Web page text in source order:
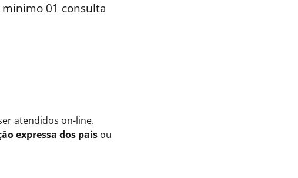
01 consulta
atendidos on-line.
expressa dos paisou